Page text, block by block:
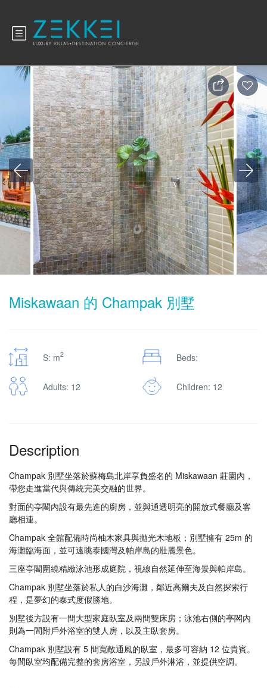
Miskawaan 的 Champak 別墅
S: m2 Beds:
Adults: 12 Children: 12
Description
Champak 別墅坐落於蘇梅島北岸享負盛名的 Miskawaan 莊園內，
帶您走進當代與傳統完美交融的世界。
對面的亭閣內設有最先進的廚房，並與通透明亮的開放式餐廳及客
廳相連。
Champak 全館配備時尚柚木家具與拋光木地板；別墅擁有 25m 的
海灘臨海面，並可遠眺泰國灣及帕岸島的壯麗景色。
三座亭閣圍繞精緻泳池形成庭院，視線自然延伸至海景與帕岸島。
Champak 別墅坐落於私人的白沙海灘，鄰近高爾夫及自然探索行
程，是夢幻的泰式度假勝地。
別墅後方設有一間大型家庭臥室及兩間雙床房；泳池右側的亭閣內
則為一間附戶外浴室的雙人房，以及主臥套房。
Champak 別墅設有 5 間寬敞通風的臥室，最多可容納 12 位貴賓。
每間臥室均配備完整的套房浴室，另設戶外淋浴，並提供空調。